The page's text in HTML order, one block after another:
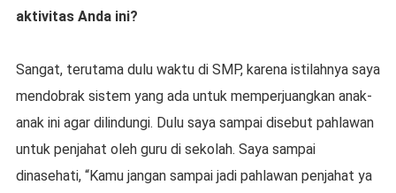
aktivitas Anda ini?
Sangat, terutama dulu waktu di SMP, karena istilahnya saya
mendobrak sistem yang ada untuk memperjuangkan anak-
anak ini agar dilindungi. Dulu saya sampai disebut pahlawan
untuk penjahat oleh guru di sekolah. Saya sampai
dinasehati, “Kamu jangan sampai jadi pahlawan penjahat ya